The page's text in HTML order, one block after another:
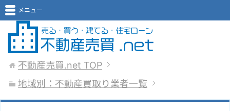
メニュー
不動産売買.net TOP
地域別：不動産買取り業者一覧